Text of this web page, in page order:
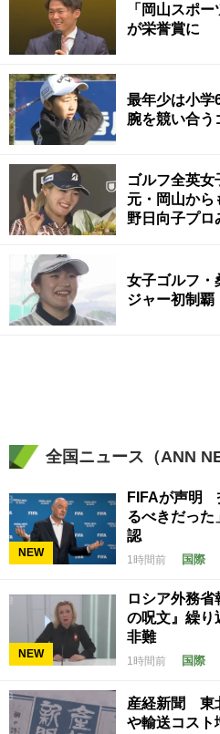
「岡山スポ
が栄誉賞に
最年少は小
腕を競い合
ゴルフ全英
元・岡山か
野日向子プロ
女子ゴルフ・
ジャー初制
全国ニュース（ANN
NEW
FIFAが声明
るべきだっ
認
1時間前 国際
NEW
ロシア外務省
の呪文』繰
非難
1時間前 国際
産経新聞 東
や輸送コスト